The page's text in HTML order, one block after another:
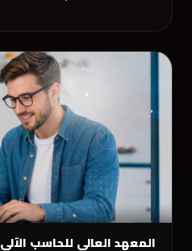
المعهد العالي للحاسب الآلي